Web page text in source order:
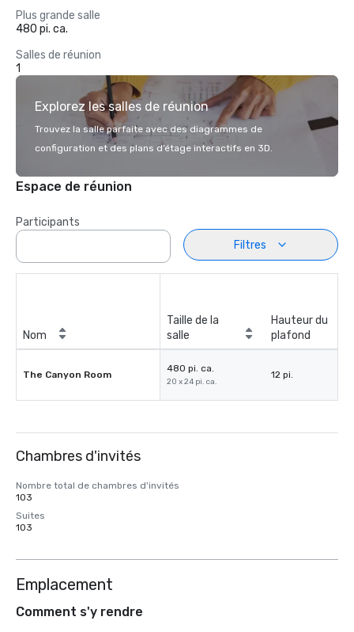
Plus grande salle
480 pi. ca.
Salles de réunion
1
Explorez les salles de réunion
Trouvez la salle parfaite avec des diagrammes de
configuration et des plans d’étage interactifs en 3D.
Espace de réunion
Participants
Filtres
Nom
Taille de la
salle
Hauteur du
plafond
The Canyon Room
480 pi. ca.
20 x 24 pi. ca.
12 pi.
Chambres d'invités
Nombre total de chambres d'invités
103
Suites
103
Emplacement
Comment s'y rendre